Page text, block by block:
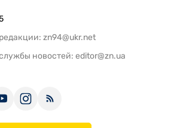
zn94@ukr.net
новостей: editor@zn.ua